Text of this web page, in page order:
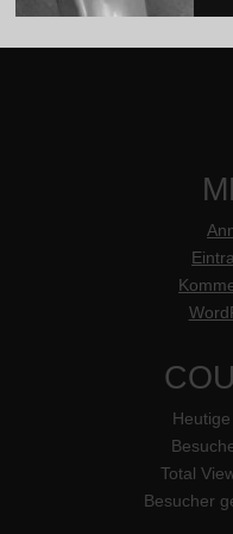
Total
Besucher